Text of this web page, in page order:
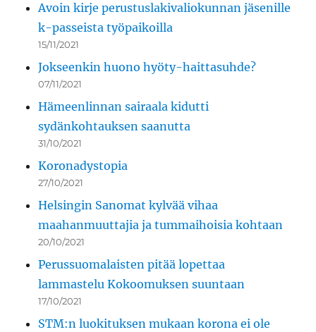
Avoin kirje perustuslakivaliokunnan jäsenille
k-passeista työpaikoilla
15/11/2021
Jokseenkin huono hyöty-haittasuhde?
07/11/2021
Hämeenlinnan sairaala kidutti
sydänkohtauksen saanutta
31/10/2021
Koronadystopia
27/10/2021
Helsingin Sanomat kylvää vihaa
maahanmuuttajia ja tummaihoisia kohtaan
20/10/2021
Perussuomalaisten pitää lopettaa
lammastelu Kokoomuksen suuntaan
17/10/2021
STM:n luokituksen mukaan korona ei ole